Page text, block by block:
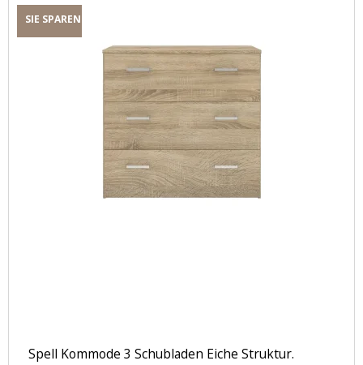
SIE SPAREN
Spell Kommode 3 Schubladen Eiche Struktur.